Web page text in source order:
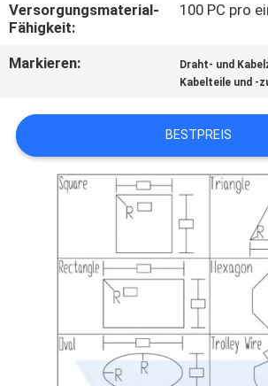
IN
VERBINDUNG
NACHRICHTEN
FORDERN
ZITAT
Versorgungsmaterial-
Fähigkeit:
100 PC pro
Markieren: Draht- und
Kabelteile und -
BESTPREIS